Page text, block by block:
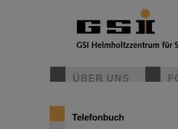
ÜBER UNS
Telefonbuch